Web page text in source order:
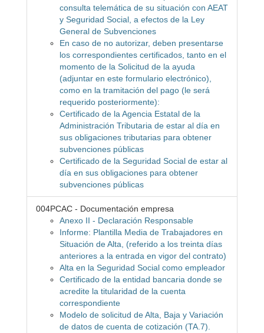
consulta telemática de su situación con AEAT
y Seguridad Social, a efectos de la Ley
General de Subvenciones
En caso de no autorizar, deben presentarse
los correspondientes certificados, tanto en el
momento de la Solicitud de la ayuda
(adjuntar en este formulario electrónico),
como en la tramitación del pago (le será
requerido posteriormente):
Certificado de la Agencia Estatal de la
Administración Tributaria de estar al día en
sus obligaciones tributarias para obtener
subvenciones públicas
Certificado de la Seguridad Social de estar al
día en sus obligaciones para obtener
subvenciones públicas
004PCAC - Documentación empresa
Anexo II - Declaración Responsable
Informe: Plantilla Media de Trabajadores en
Situación de Alta, (referido a los treinta días
anteriores a la entrada en vigor del contrato)
Alta en la Seguridad Social como empleador
Certificado de la entidad bancaria donde se
acredite la titularidad de la cuenta
correspondiente
Modelo de solicitud de Alta, Baja y Variación
de datos de cuenta de cotización (TA.7).